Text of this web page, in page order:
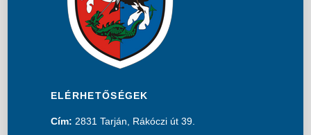
ELÉRHETŐSÉGEK
Cím: 2831 Tarján, Rákóczi út 39.